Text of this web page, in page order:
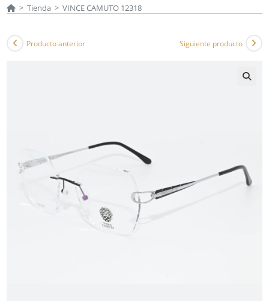
> Tienda > VINCE CAMUTO 12318
Producto anterior Siguiente producto